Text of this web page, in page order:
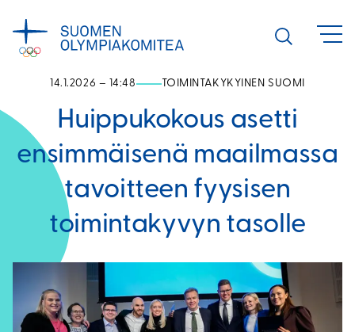
sisältöön
Avaa
haku
14.1.2026 – 14:48 TOIMINTAKYKYINEN SUOMI
Huippukokous asetti
ensimmäisenä maailmassa
tavoitteen fyysisen
toimintakyvyn tasolle